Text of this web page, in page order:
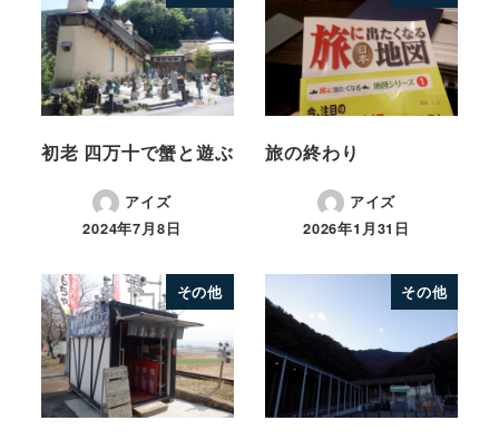
初老 四万十で蟹と遊ぶ
アイズ
2024年7月8日
旅の終わり
アイズ
2026年1月31日
その他 その他